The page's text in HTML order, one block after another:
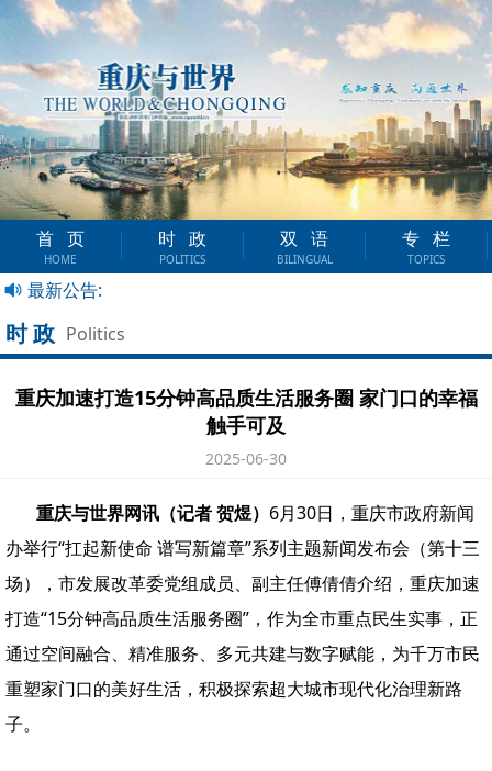
首页
HOME
时政
POLITICS
双语
BILINGUAL
专栏
TOPICS
最新公告:
时政 Politics
重庆加速打造15分钟高品质生活服务圈 家门口的幸福
触手可及
2025-06-30
重庆与世界网讯（记者 贺煜） 6月30日，重庆市政府新闻
办举行“扛起新使命 谱写新篇章”系列主题新闻发布会（第十三
场），市发展改革委党组成员、副主任傅倩倩介绍，重庆加速
打造“15分钟高品质生活服务圈”，作为全市重点民生实事，正
通过空间融合、精准服务、多元共建与数字赋能，为千万市民
重塑家门口的美好生活，积极探索超大城市现代化治理新路
子。